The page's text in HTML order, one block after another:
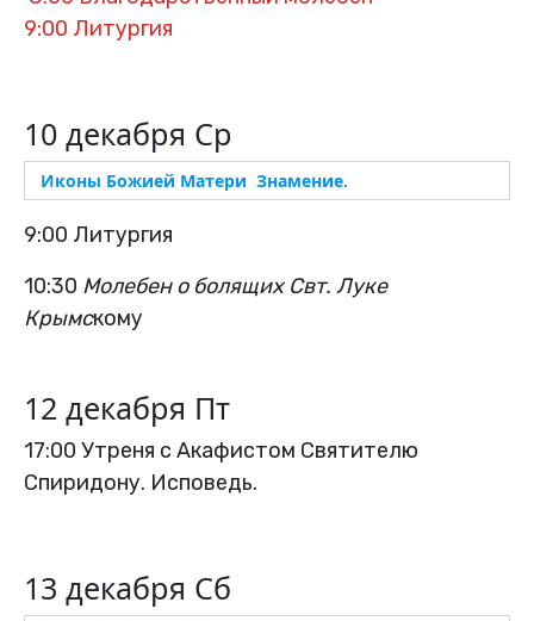
9:00 Литургия
10 декабря Ср
Иконы Божией Матери Знамение.
9:00 Литургия
10:30 Молебен о болящих Свт. Луке
Крымскому
12 декабря Пт
17:00 Утреня с Акафистом Святителю
Спиридону. Исповедь.
13 декабря Сб